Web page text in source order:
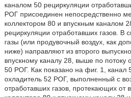
каналом 50 рециркуляции
РОГ присоединен непосредственно
коллектором 80 и впускным каналом
рециркуляции отработавших газов. В
газы (или продувочный воздух, как
ниже) направляют из второго
впускному каналу 28, выше по потоку
50 РОГ. Как показано на фиг. 1, канал
охладитель 52 РОГ, выполненный с
отработавших газов, протекающих от